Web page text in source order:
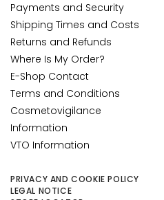
e
c
r
e
a
m
s
E
y
a
n
Payments and Security
Shipping Times and Costs
Returns and Refunds
Where Is My Order?
E-Shop Contact
Terms and Conditions
Cosmetovigilance
Information
VTO Information
PRIVACY AND COOKIE POLICY
LEGAL NOTICE